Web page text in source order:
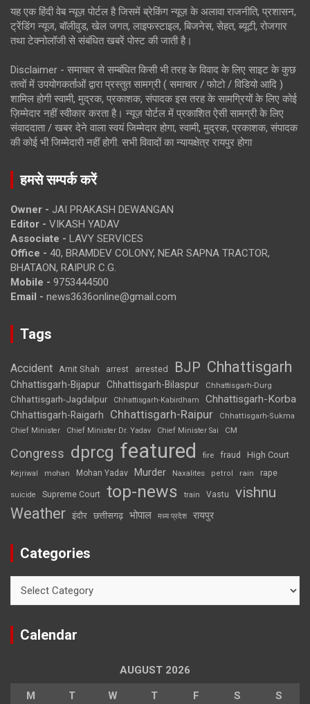
यह एक हिंदी वेब न्यूज़ पोर्टल है जिसमें ब्रेकिंग न्यूज़ के अलावा राजनीति, प्रशासन,
ट्रेंडिंग न्यूज, बॉलीवुड, खेल जगत, लाइफस्टाइल, बिजनेस, सेहत, ब्यूटी, रोजगार
तथा टेक्नोलॉजी से संबंधित खबरें पोस्ट की जाती है।
Disclaimer - समाचार से सम्बंधित किसी भी तरह के विवाद के लिए साइट के कुछ
तत्वों में उपयोगकर्ताओं द्वारा प्रस्तुत सामग्री ( समाचार / फोटो / विडियो आदि )
शामिल होगी स्वामी, मुद्रक, प्रकाशक, संपादक इस तरह के सामग्रियों के लिए कोई
ज़िम्मेदार नहीं स्वीकार करता है। न्यूज़ पोर्टल में प्रकाशित ऐसी सामग्री के लिए
संवाददाता / खबर देने वाला स्वयं जिम्मेदार होगा, स्वामी, मुद्रक, प्रकाशक, संपादक
की कोई भी जिम्मेदारी नहीं होगी. सभी विवादों का न्यायक्षेत्र रायपुर होगा
हमसे सम्पर्क करें
Owner - JAI PRAKASH DEWANGAN
Editor - VIKASH YADAV
Associate - LAVY SERVICES
Office - 40, BRAMDEV COLONY, NEAR SAPNA TRACTOR,
BHATAON, RAIPUR C.G.
Mobile - 9753444500
Email - news3636online@gmail.com
Tags
Accident Amit Shah arrest arrested BJP Chhattisgarh
Chhattisgarh-Bijapur Chhattisgarh-Bilaspur Chhattisgarh-Durg
Chhattisgarh-Jagdalpur Chhattisgarh-Kabirdham Chhattisgarh-Korba
Chhattisgarh-Raigarh Chhattisgarh-Raipur
Chhattisgarh-Sukma
Chief Minister
Chief Minister Dr. Yadav Chief Minister Sai CM
Congress dprcg featured fire fraud High Court
Kejriwal mohan Mohan Yadav Murder Naxalites petrol rain rape
suicide Supreme Court top-news train Vastu vishnu
Weather इंदौर छत्तीसगढ़ भोपाल मध्य प्रदेश रायपुर
Categories
Calendar
AUGUST 2026
M T W T F S S